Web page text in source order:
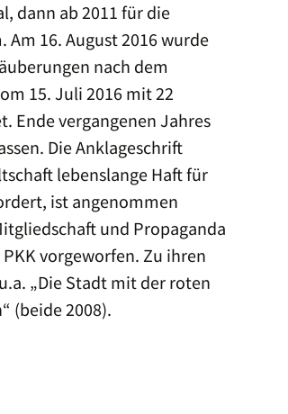
dann ab 2011 für die
16. August 2016 wurde
nach dem
15. Juli 2016 mit 22
Ende vergangenen Jahres
Die Anklageschrift
lebenslange Haft für
ist angenommen
und Propaganda
vorgeworfen. Zu ihren
„Die Stadt mit der roten
(beide 2008).